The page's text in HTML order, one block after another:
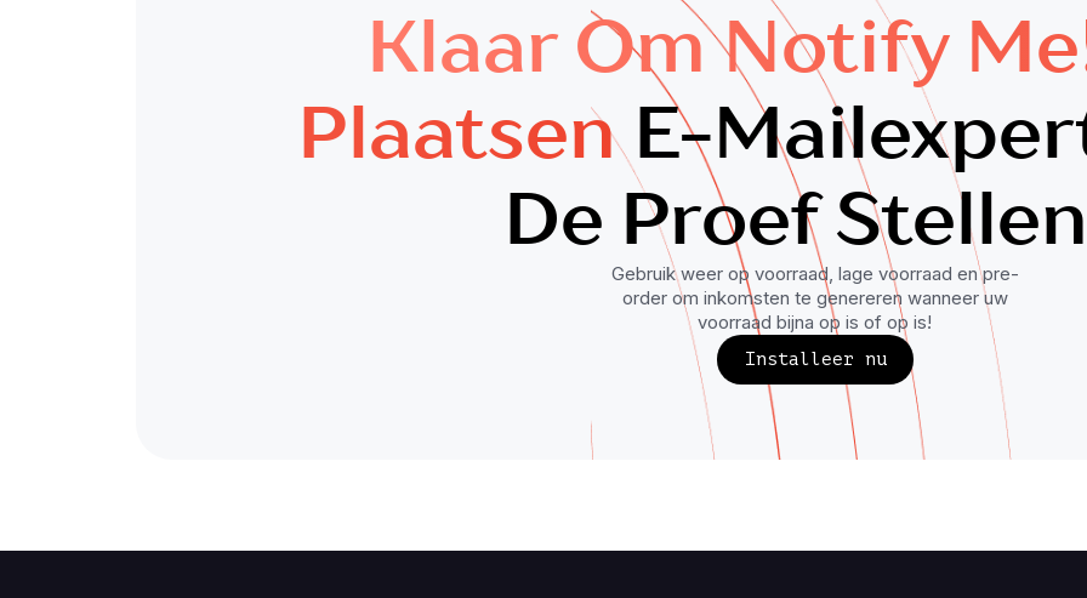
Klaar Om Notify
PlaatsenE-
De Proef
Gebruik weer op voorraad, lage voorraad en pre-
order om inkomsten te genereren wanneer uw
voorraad bijna op is of op is!
Installeer nu